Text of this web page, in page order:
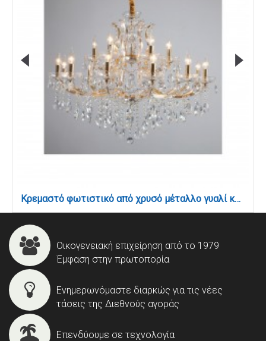
Κρεμαστό φωτιστικό από χρυσό μέταλλο γυαλί και κρύσταλλα 18XE14 D:95cm (5244-12+6-Χρυσό)
Οικογενειακή επιχείρηση από το 1979
Έμφαση στην πρωτοπορία
Ενημερωνόμαστε διαρκώς για τις νέες
τάσεις της Διεθνούς αγοράς
Επενδύουμε σε τεχνολογία